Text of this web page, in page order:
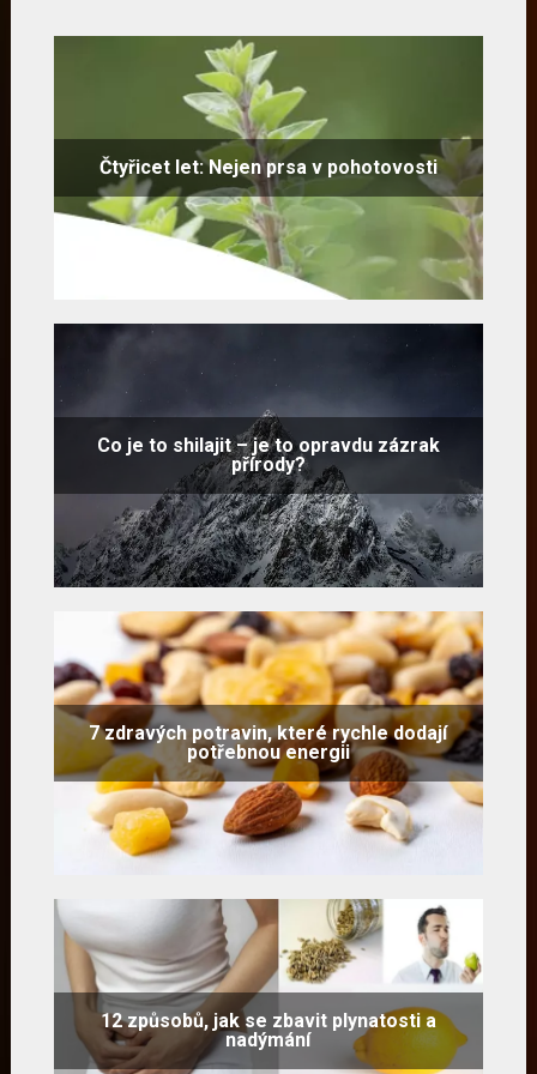
Čtyřicet let: Nejen prsa v pohotovosti
Co je to shilajit – je to opravdu zázrak
přírody?
7 zdravých potravin, které rychle dodají
potřebnou energii
12 způsobů, jak se zbavit plynatosti a
nadýmání